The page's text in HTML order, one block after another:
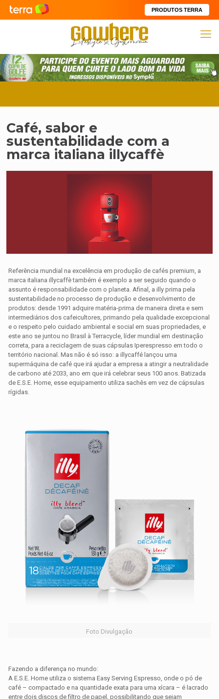
PRODUTOS TERRA
Café, sabor e
sustentabilidade com a
marca italiana illycaffè
Referência mundial na excelência em produção de cafés premium, a
marca italiana illycaffè também é exemplo a ser seguido quando o
assunto é responsabilidade com o planeta. Afinal, a illy prima pela
sustentabilidade no processo de produção e desenvolvimento de
produtos: desde 1991 adquire matéria-prima de maneira direta e sem
intermediários dos cafeicultores, primando pela qualidade excepcional
e o respeito pelo cuidado ambiental e social em suas propriedades, e
este ano se juntou no Brasil à Terracycle, líder mundial em destinação
correta, para a reciclagem de suas cápsulas Iperespresso em todo o
território nacional. Mas não é só isso: a illycaffé lançou uma
supermáquina de café que irá ajudar a empresa a atingir a neutralidade
de carbono até 2033, ano em que irá celebrar seus 100 anos. Batizada
de E.S.E. Home, esse equipamento utiliza sachês em vez de cápsulas
rígidas.
Foto Divulgação
Fazendo a diferença no mundo:
A E.S.E. Home utiliza o sistema Easy Serving Espresso, onde o pó de
café – compactado e na quantidade exata para uma xícara – é lacrado
entre dois discos de filtro de papel, possibilitando que sejam